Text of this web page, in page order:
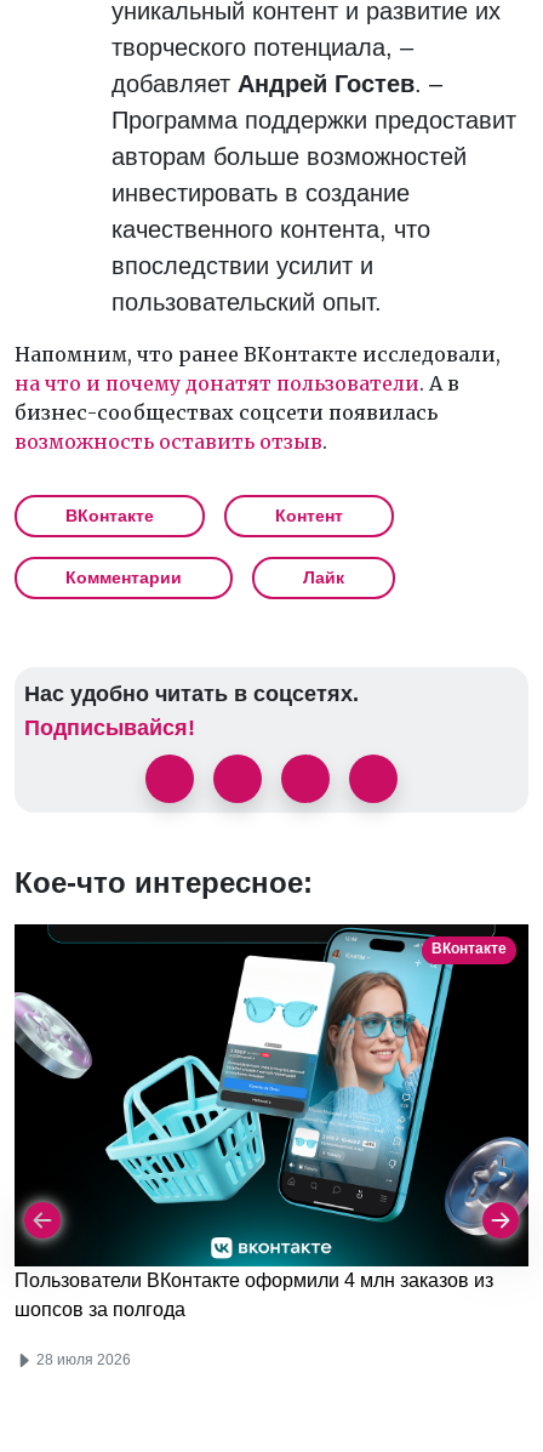
уникальный контент и развитие их
творческого потенциала, –
добавляет Андрей Гостев. –
Программа поддержки предоставит
авторам больше возможностей
инвестировать в создание
качественного контента, что
впоследствии усилит и
пользовательский опыт.
Напомним, что ранее ВКонтакте исследовали,
на что и почему донатят пользователи. А в
бизнес-сообществах соцсети появилась
возможность оставить отзыв.
ВКонтакте Контент
Комментарии Лайк
Нас удобно читать в соцсетях.
Подписывайся!
Кое-что интересное:
ВКонтакте
Пользователи ВКонтакте оформили 4 млн заказов из
шопсов за полгода
28 июля 2026